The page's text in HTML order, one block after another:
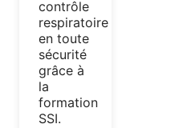
contrôle
respiratoire
en toute
sécurité
grâce à
la
formation
SSI.